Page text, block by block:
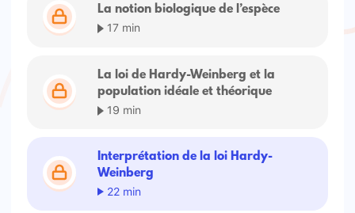
La notion biologique de l’espèce
17 min
La loi de Hardy-Weinberg et la
population idéale et théorique
19 min
Interprétation de la loi Hardy-
Weinberg
22 min